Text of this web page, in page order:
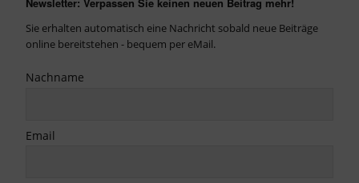
Sie erhalten automatisch eine Nachricht sobald neue Beiträge
online bereitstehen - bequem per eMail.
Nachname
Email